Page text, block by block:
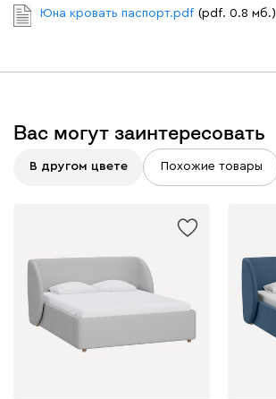
Дарте
Терракота
Юна кровать паспорт.pdf (pdf. 0.8 мб.)
Вас могут заинтересовать
В другом цвете Похожие товары